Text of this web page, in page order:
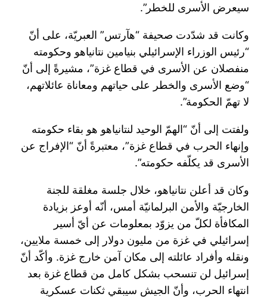
سيعرض الأسرى للخطر”.
وكانت قد شدّدت صحيفة “هآرتس” العبريّة، على أنّ
“رئيس الوزراء الإسرائيلي بنيامين نتانياهو وحكومته
منفصلان عن الأسرى في قطاع غزة”، مشيرةً إلى أنّ
“وضع الأسرى والخطر على حياتهم ومعاناة عائلاتهم،
لا تهمّ الحكومة”.
ولفتت إلى أنّ “الهمّ الوحيد لنتانياهو هو بقاء حكومته
وإنهاء الحرب في قطاع غزة”، معتبرةً أنّ “الإفراج عن
الأسرى قد يكلّفه حكومته”.
وكان قد أعلن نتانياهو، خلال جلسة مغلقة للجنة
الخارجيّة والأمن البرلمانيّة أمس، أنّه أوعز بزيادة
المكافأة لكلّ من يزوّد بمعلومات عن أيّ أسير
إسرائيلي في غزة من مليون دولار إلى خمسة ملايين،
ونقله وأفراد عائلته إلى مكان آمن خارج غزة. وأكّد أنّ
إسرائيل لن تنسحب بشكل كامل من قطاع غزة بعد
انتهاء الحرب، وأنّ الجيش سيبقي ثكنات عسكرية